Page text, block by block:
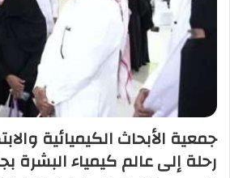
جمعية الأبحاث الكيميائية
رحلة إلى عالم كيمياء البشرة